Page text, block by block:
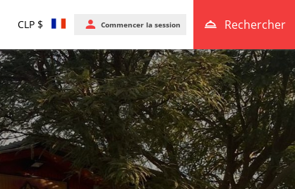
CLP $ Commencer la session Rechercher
RECHERCHER